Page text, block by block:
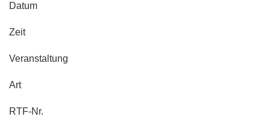
Datum
Zeit
Veranstaltung
Art
RTF-Nr.